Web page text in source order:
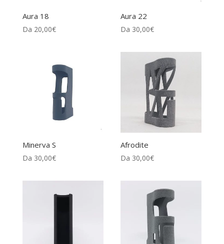
Aura 18
Da 20,00€
Aura 22
Da 30,00€
Minerva S
Da 30,00€
Afrodite
Da 30,00€